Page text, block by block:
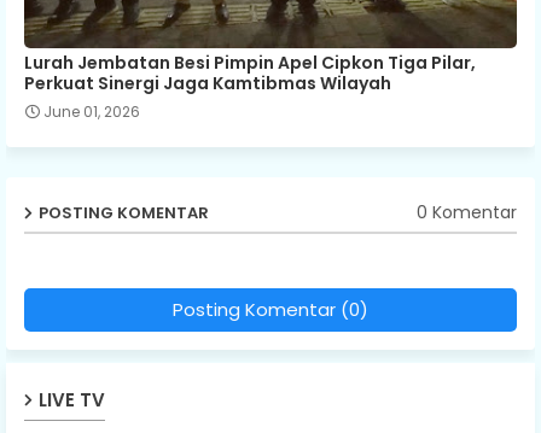
Lurah Jembatan Besi Pimpin Apel Cipkon Tiga Pilar,
Perkuat Sinergi Jaga Kamtibmas Wilayah
June 01, 2026
POSTING KOMENTAR 0 Komentar
Posting Komentar (0)
LIVE TV